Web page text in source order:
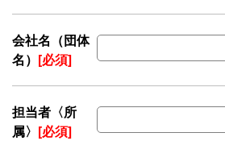
会社名（団体
名） [必須]
担当者〈所
属〉 [必須]